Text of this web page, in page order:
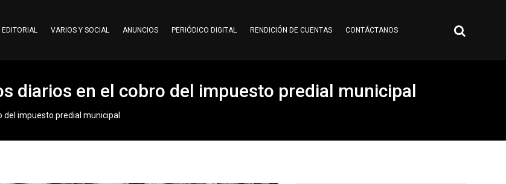
EDITORIAL VARIOS Y SOCIAL ANUNCIOS PERIÓDICO DIGITAL RENDICIÓN DE CUENTAS CONTÁCTANOS
diarios en el cobro del impuesto predial municipal
del impuesto predial municipal